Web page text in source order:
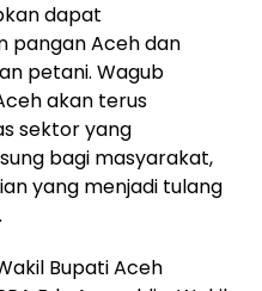
dapat
pangan Aceh dan
petani. Wagub
akan terus
sektor yang
bagi masyarakat,
yang menjadi tulang
Bupati Aceh